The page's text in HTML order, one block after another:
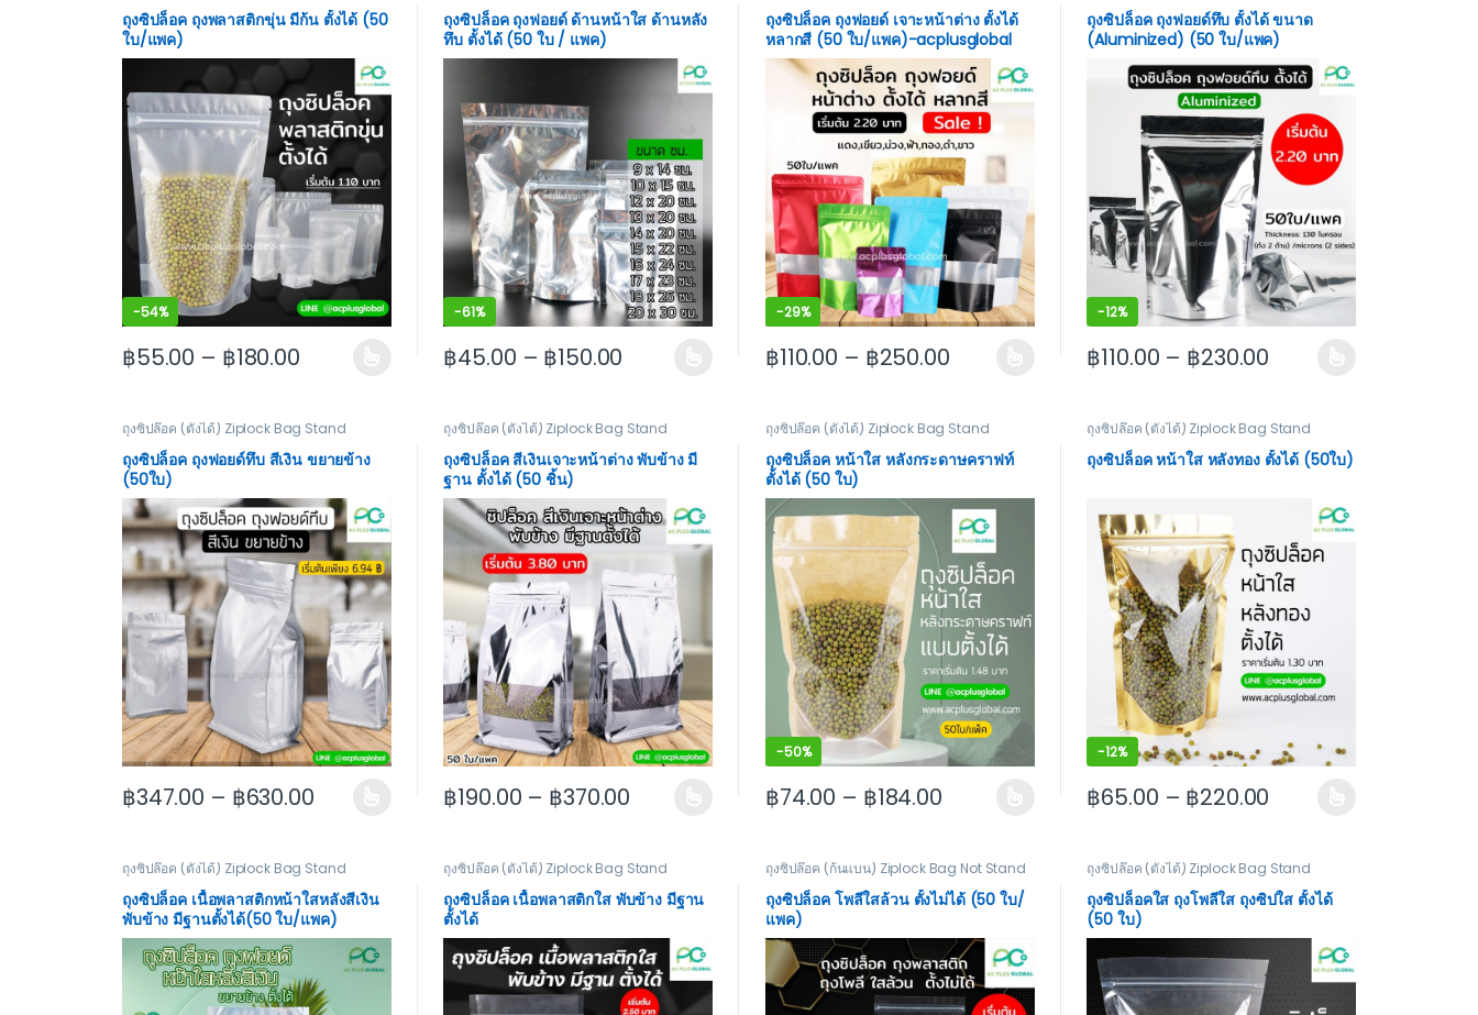
ถุงซิปล็อค ถุงพลาสติกขุ่น มีก้น ตั้งได้ (50
ใบ/แพค)
-54%
฿55.00 – ฿180.00
This product has multiple variants. The options may be chosen on the product page
ถุงซิปล็อค ถุงฟอยด์ ด้านหน้าใส ด้านหลัง
ทึบ ตั้งได้ (50 ใบ / แพค)
-61%
฿45.00 – ฿150.00
This product has multiple variants. The options may be chosen on the product page
ถุงซิปล็อค ถุงฟอยด์ เจาะหน้าต่าง ตั้งได้
หลากสี (50 ใบ/แพค)-acplusglobal
-29%
฿110.00 – ฿250.00
This product has multiple variants. The options may be chosen on the product page
ถุงซิปล็อค ถุงฟอยด์ทึบ ตั้งได้ ขนาด
(Aluminized) (50 ใบ/แพค)
-12%
฿110.00 – ฿230.00
This product has multiple variants. The options
ถุงซิปล๊อค (ตั้งได้) Ziplock Bag Stand
ถุงซิปล็อค ถุงฟอยด์ทึบ สีเงิน ขยายข้าง
(50ใบ)
฿347.00 – ฿630.00
This product has multiple variants. The options may be chosen on the product page
ถุงซิปล๊อค (ตั้งได้) Ziplock Bag Stand
ถุงซิปล็อค สีเงินเจาะหน้าต่าง พับข้าง มี
ฐาน ตั้งได้ (50 ชิ้น)
฿190.00 – ฿370.00
This product has multiple variants. The options may be chosen on the product page
ถุงซิปล๊อค (ตั้งได้) Ziplock Bag Stand
ถุงซิปล็อค หน้าใส หลังกระดาษคราฟท์
ตั้งได้ (50 ใบ)
-50%
฿74.00 – ฿184.00
This product has multiple variants. The options may be chosen on the product page
ถุงซิปล๊อค (ตั้งได้) Ziplock Bag Stand
ถุงซิปล็อค หน้าใส หลังทอง ตั้งได้ (50ใบ)
-12%
฿65.00 – ฿220.00
This product has multiple variants. The options
ถุงซิปล๊อค (ตั้งได้) Ziplock Bag Stand
ถุงซิปล็อค เนื้อพลาสติกหน้าใสหลังสีเงิน
พับข้าง มีฐานตั้งได้(50 ใบ/แพค)
ถุงซิปล๊อค (ตั้งได้) Ziplock Bag Stand
ถุงซิปล็อค เนื้อพลาสติกใส พับข้าง มีฐาน
ตั้งได้
ถุงซิปล๊อค (ก้นแบน) Ziplock Bag Not Stand
ถุงซิปล็อค โพลีใสล้วน ตั้งไม่ได้ (50 ใบ/
แพค)
ถุงซิปล๊อค (ตั้งได้) Ziplock Bag Stand
ถุงซิปล็อคใส ถุงโพลีใส ถุงซิปใส ตั้งได้
(50 ใบ)